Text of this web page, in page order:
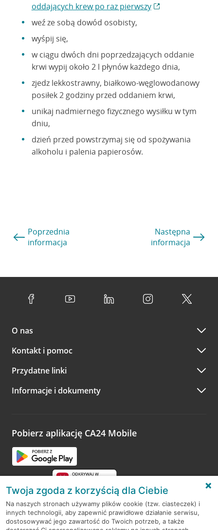
oddających krew po raz pierwszy
weź ze sobą dowód osobisty,
wyśpij się,
w ciągu dwóch dni poprzedzających oddanie
krwi wypij około 2 l płynów każdego dnia,
zjedz lekkostrawny, białkowo-węglowodanowy
posiłek 2 godziny przed oddaniem krwi,
unikaj nadmiernego fizycznego wysiłku w tym
dniu,
dzień przed powstrzymaj się od spożywania
alkoholu i palenia papierosów.
Poprzednia
informacja
Następna
informacja
O nas
Kontakt i pomoc
Przydatne linki
Informacje i dokumenty
Pobierz aplikację CA24 Mobile
RODO
Twoja zgoda z korzyścią dla Ciebie
Na naszych stronach używamy plików cookie (tzw. ciasteczek) i
innych technologii, aby zapewnić prawidłowe działanie serwisu,
dostosowywać jego zawartość do Twoich potrzeb, a także